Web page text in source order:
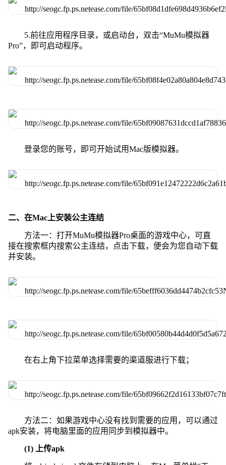
5.前往应用程序目录，或启动台，双击“MuMu模拟器
Pro”，即可启动程序。
登录您的账号，即可开始试用Mac版模拟器。
二、在Mac上安装公主连结
方法一：打开MuMu模拟器Pro桌面的游戏中心，可直
接在搜索框内搜索公主连结，点击下载，便会为您自动下载
并安装。
在右上角下拉菜单选择需要的渠道服进行下载；
方法二：如果游戏中心没有找到需要的应用，可以通过
apk安装，将电脑里面的应用同步到模拟器中。
(1) 上传apk